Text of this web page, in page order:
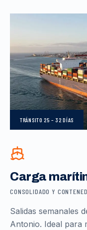
TRÁNSITO 25 – 32 DÍAS
Carga
CONSOLIDADO Y
Salidas semanales
Antonio. Ideal para